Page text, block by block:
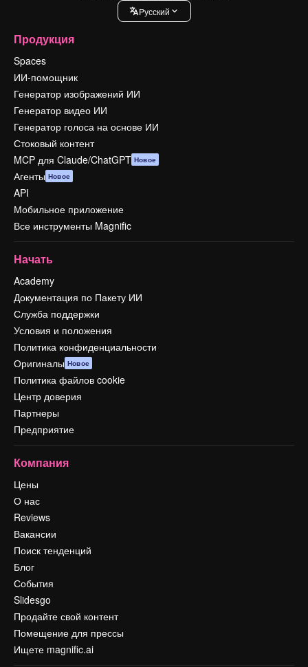
Pусский
Продукция
Spaces
ИИ-помощник
Генератор изображений ИИ
Генератор видео ИИ
Генератор голоса на основе ИИ
Стоковый контент
MCP для Claude/ChatGPT Новое
Агенты Новое
API
Мобильное приложение
Все инструменты Magnific
Начать
Academy
Документация по Пакету ИИ
Служба поддержки
Условия и положения
Политика конфиденциальности
Оригиналы Новое
Политика файлов cookie
Центр доверия
Партнеры
Предприятие
Компания
Цены
О нас
Reviews
Вакансии
Поиск тенденций
Блог
События
Slidesgo
Продайте свой контент
Помещение для прессы
Ищете magnific.ai